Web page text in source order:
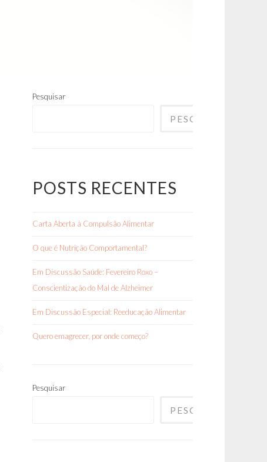
Pesquisar
PESQUISAR
POSTS RECENTES
Carta Aberta à Compulsão Alimentar
O que é Nutrição Comportamental?
Em Discussão Saúde: Fevereiro Roxo –
Conscientização do Mal de Alzheimer
Em Discussão Especial: Reeducação Alimentar
Quero emagrecer, por onde começo?
Pesquisar
PESQUISAR